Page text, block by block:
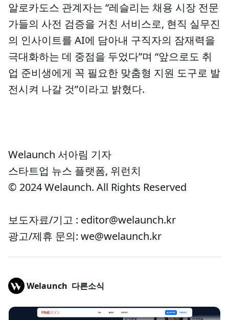
알로카도스 관계자는 “레슬리는 채용 시장 전문
가들의 사전 검증을 거친 서비스로, 현직 실무진
의 인사이트를 AI에 담아내 구직자의 잠재력을
극대화하는 데 중점을 두었다”며 “앞으로도 취
업 준비생에게 꼭 필요한 맞춤형 지원 도구로 발
전시켜 나갈 것”이라고 밝혔다.
Welaunch 서아림 기자
스타트업 뉴스 플랫폼, 위런치
© 2024 Welaunch. All Rights Reserved
보도자료/기고 : editor@welaunch.kr
광고/제휴 문의: we@welaunch.kr
Welaunch 다른소식